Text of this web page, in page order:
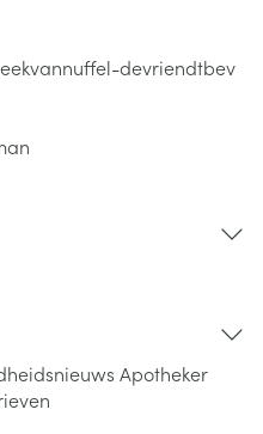
devriendtbev
Apotheker